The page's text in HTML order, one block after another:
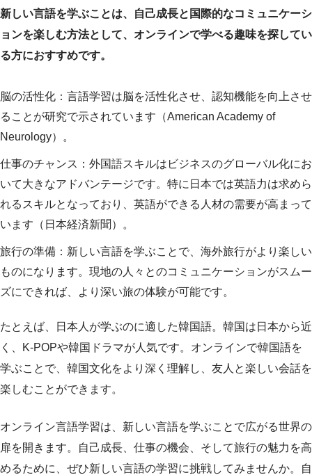
新しい言語を学ぶことは、自己成長と国際的なコミュニケーシ
ョンを楽しむ方法として、オンラインで学べる趣味を探してい
る方におすすめです。
脳の活性化：言語学習は脳を活性化させ、認知機能を向上させ
ることが研究で示されています（American Academy of
Neurology）。
仕事のチャンス：外国語スキルはビジネスのグローバル化にお
いて大きなアドバンテージです。特に日本では英語力は求めら
れるスキルとなっており、英語ができる人材の需要が高まって
います（日本経済新聞）。
旅行の準備：新しい言語を学ぶことで、海外旅行がより楽しい
ものになります。現地の人々とのコミュニケーションがスムー
ズにできれば、より深い旅の体験が可能です。
たとえば、日本人が学ぶのに適した韓国語。韓国は日本から近
く、K-POPや韓国ドラマが人気です。オンラインで韓国語を
学ぶことで、韓国文化をより深く理解し、友人と楽しい会話を
楽しむことができます。
オンライン言語学習は、新しい言語を学ぶことで広がる世界の
扉を開きます。自己成長、仕事の機会、そして旅行の魅力を高
めるために、ぜひ新しい言語の学習に挑戦してみませんか。自